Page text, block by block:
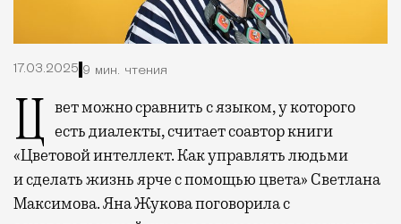
17.03.2025 9 мин. чтения
Цвет можно сравнить с языком, у которого есть диалекты, считает соавтор книги
«Цветовой интеллект. Как управлять людьми
и сделать жизнь ярче с помощью цвета» Светлана
Максимова. Яна Жукова поговорила с